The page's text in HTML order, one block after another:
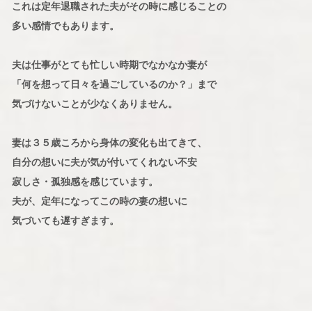
これは定年退職された夫がその時に感じることの
多い感情でもあります。
夫は仕事がとても忙しい時期でなかなか妻が
「何を想って日々を過ごしているのか？」まで
気づけないことが少なくありません。
妻は３５歳ころから身体の変化も出てきて、
自分の想いに夫が気が付いてくれない不安
寂しさ・孤独感を感じています。
夫が、定年になってこの時の妻の想いに
気づいても遅すぎます。